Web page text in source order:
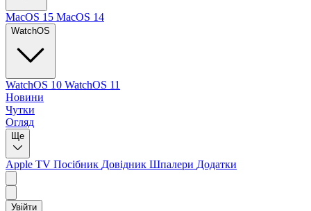
MacOS 15 MacOS 14
WatchOS
WatchOS 10 WatchOS 11
Новини
Чутки
Огляд
Ще
Apple TV Посібник Довідник Шпалери Додатки
Увійти